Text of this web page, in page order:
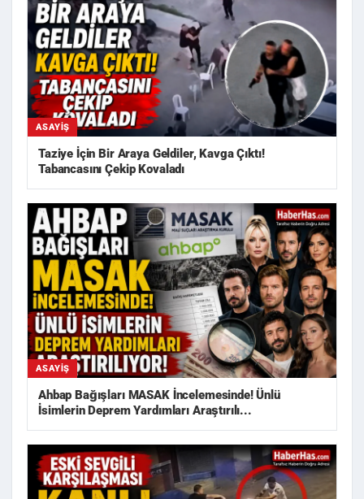
ASAYIŞ
Taziye İçin Bir Araya Geldiler, Kavga Çıktı!
Tabancasını Çekip Kovaladı
ASAYIŞ
Ahbap Bağışları MASAK İncelemesinde! Ünlü
İsimlerin Deprem Yardımları Araştırılı...